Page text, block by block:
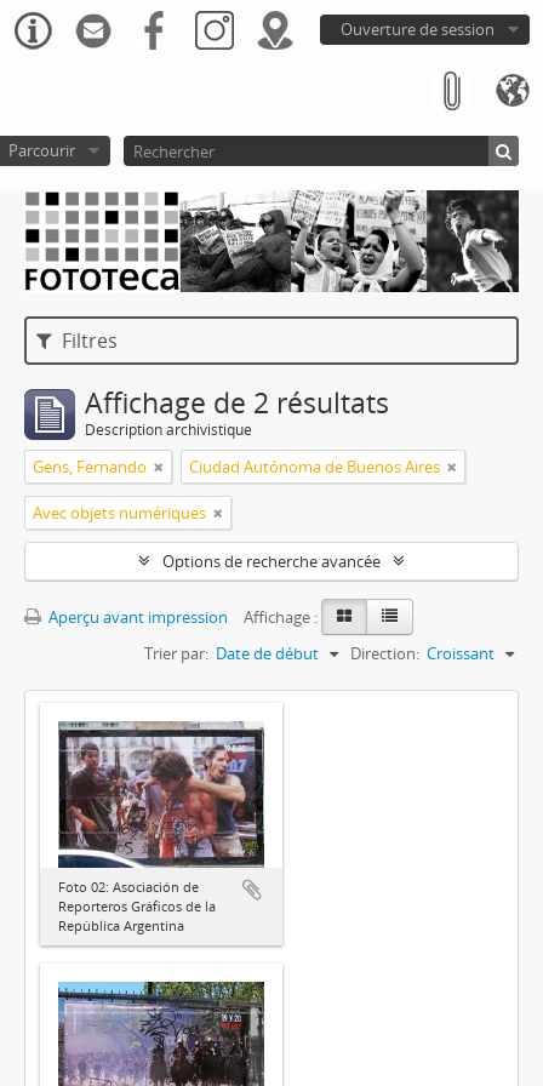
Ouverture de session
Parcourir
Filtres
Affichage de 2 résultats
Description archivistique
Gens, Fernando Ciudad Autónoma de Buenos Aires
Avec objets numériques
Options de recherche avancée
Aperçu avant impression
Affichage :
Trier par: Date de début Direction: Croissant
Foto 02: Asociación de
Reporteros Gráficos de la
República Argentina